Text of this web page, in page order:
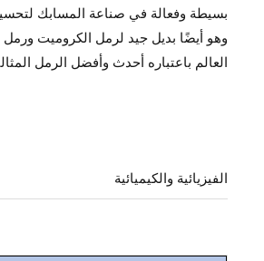
بسيطة وفعالة في صناعة المسابك
وهو أيضًا بديل جيد لرمل الكروميت
العالم باعتباره أحدث وأفضل الرمل
الفيزيائية والكيميائية